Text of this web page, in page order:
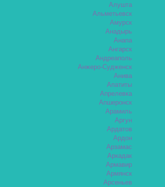
Алушта
Альметьевск
Амурск
Анадырь
Анапа
Ангарск
Андреаполь
Анжеро-Судженск
Анива
Апатиты
Апрелевка
Апшеронск
Арамиль
Аргун
Ардатов
Ардон
Арзамас
Аркадак
Армавир
Армянск
Арсеньев